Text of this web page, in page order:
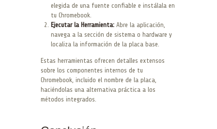
elegida de una fuente confiable e instálala en
tu Chromebook.
Ejecutar la Herramienta: Abre la aplicación,
navega a la sección de sistema o hardware y
localiza la información de la placa base.
Estas herramientas ofrecen detalles extensos
sobre los componentes internos de tu
Chromebook, incluido el nombre de la placa,
haciéndolas una alternativa práctica a los
métodos integrados.